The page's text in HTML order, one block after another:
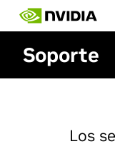
main
contentSoporte
Los